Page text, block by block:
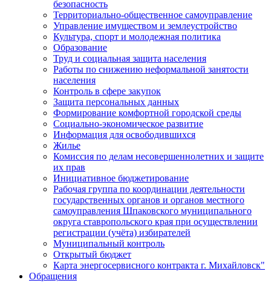
безопасность
Территориально-общественное самоуправление
Управление имуществом и землеустройство
Культура, спорт и молодежная политика
Образование
Труд и социальная защита населения
Работы по снижению неформальной занятости
населения
Контроль в сфере закупок
Защита персональных данных
Формирование комфортной городской среды
Социально-экономическое развитие
Информация для освободившихся
Жилье
Комиссия по делам несовершеннолетних и защите
их прав
Инициативное бюджетирование
Рабочая группа по координации деятельности
государственных органов и органов местного
самоуправления Шпаковского муниципального
округа ставропольского края при осуществлении
регистрации (учёта) избирателей
Муниципальный контроль
Открытый бюджет
Карта энергосервисного контракта г. Михайловск"
Обращения